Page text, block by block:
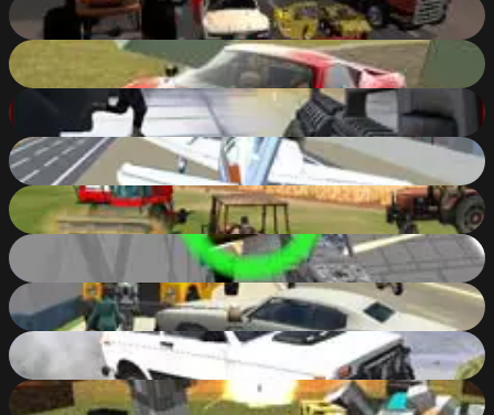
40%
Madalin Stunt Cars 2
85
%
Bullet Force Multiplayer
88
Free Flight Sim
79%
The Farmer 3D
84
%
Pixel Warfare 3: Youtubers
86
Cars Thief
83%
Scrap Metal 3: Infernal Trap
87%
Pixel Warfare 4 WebGL